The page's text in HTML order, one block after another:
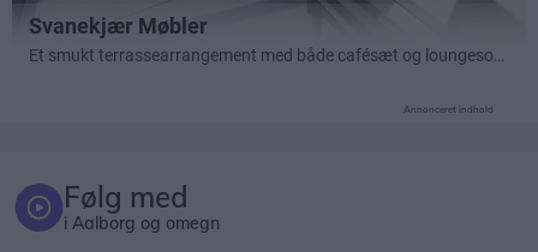
Annonceret indhold
Følg med
i Aalborg og omegn